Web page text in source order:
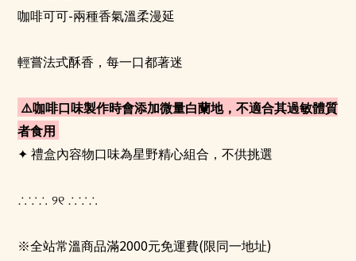
咖啡可可-兩種香氣溫柔漫延
輕嘗法式酥香，每一口都著迷
⚠咖啡口味製作時會添加微量白蘭地，不適合其過敏體質
者食用
✦ 禮盒內容物口味為星野精心組合，不供挑選
∴∵∴ ୨୧ ∴∵∴
※全站常溫商品滿2000元免運費(限同一地址)